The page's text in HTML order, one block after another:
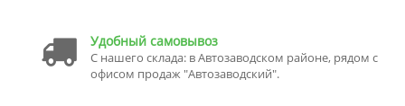
Удобный самовывоз
С нашего склада: в Автозаводском районе, рядом с
офисом продаж "Автозаводский".